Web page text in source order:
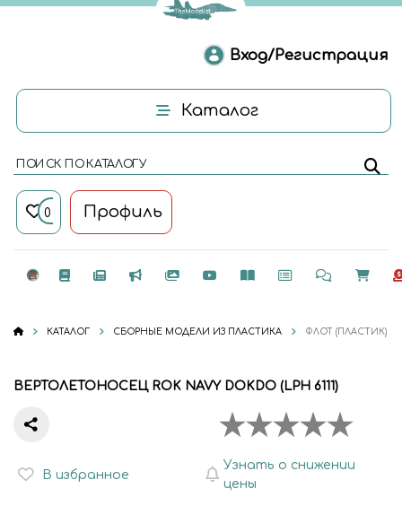
Вход/Регистрация
Каталог
ПОИСК ПО КАТАЛОГУ
0 Профиль
КАТАЛОГ СБОРНЫЕ МОДЕЛИ ИЗ ПЛАСТИКА ФЛОТ (ПЛАСТИК)
ВЕРТОЛЕТОНОСЕЦ ROK NAVY DOKDO (LPH 6111)
В избранное
Узнать о снижении
цены